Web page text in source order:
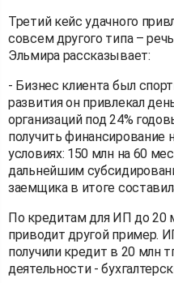
Третий кейс удачного
совсем другого типа –
Эльмира рассказывает:
- Бизнес клиента был
развития он привлекал
организаций под 24%
получить финансирование
условиях: 150 млн на 60
дальнейшим
заемщика в итоге
По кредитам для ИП до 20
приводит другой пример.
получили кредит в 20 млн
деятельности -